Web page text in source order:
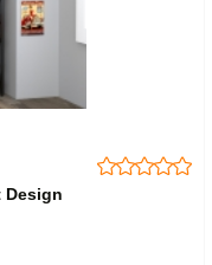
Design